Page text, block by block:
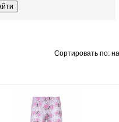
Сортировать по: